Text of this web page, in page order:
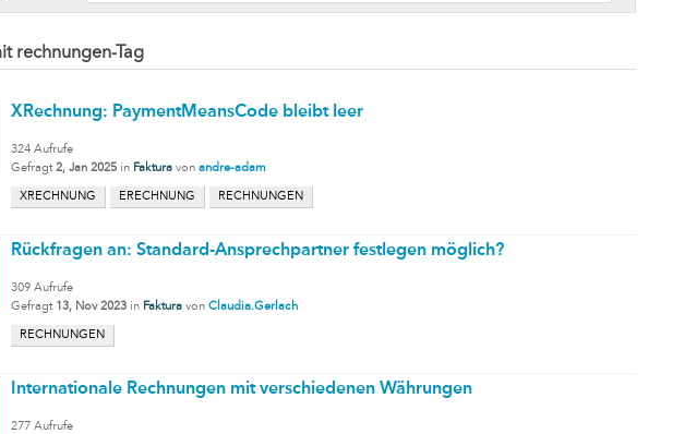
rechnungen-Tag
XRechnung: PaymentMeansCode bleibt leer
324 Aufrufe
Gefragt 2, Jan 2025 in Faktura von andre-adam
XRECHNUNG ERECHNUNG RECHNUNGEN
Rückfragen an: Standard-Ansprechpartner festlegen möglich?
309 Aufrufe
Gefragt 13, Nov 2023 in Faktura von Claudia.Gerlach
RECHNUNGEN
Internationale Rechnungen mit verschiedenen Währungen
277 Aufrufe